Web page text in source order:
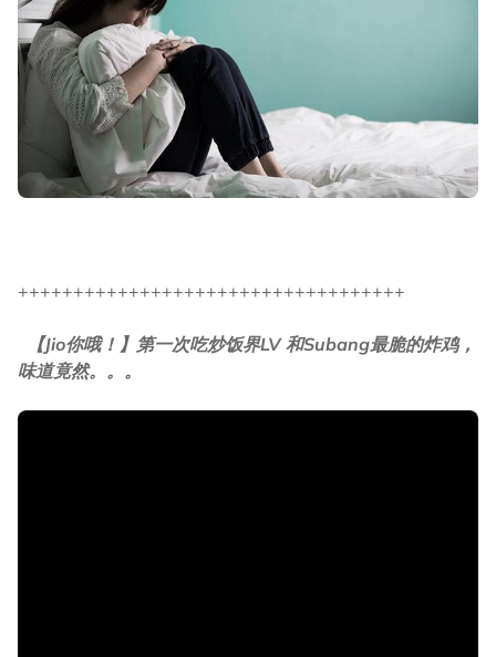
+++++++++++++++++++++++++++++++++++
【Jio你哦！】第一次吃炒饭界LV 和Subang最脆的炸鸡，
味道竟然。。。